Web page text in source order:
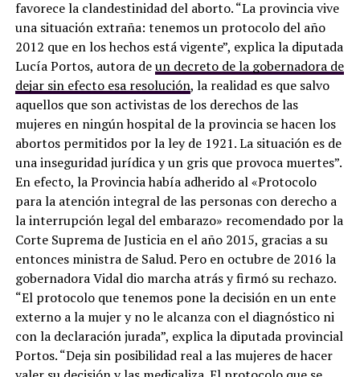
favorece la clandestinidad del aborto. “La provincia vive
una situación extraña: tenemos un protocolo del año
2012 que en los hechos está vigente”, explica la diputada
Lucía Portos, autora deun decreto de la gobernadora de
dejar sin efecto esa resolución, la realidad es que salvo
aquellos que son activistas de los derechos de las
mujeres en ningún hospital de la provincia se hacen los
abortos permitidos por la ley de 1921. La situación es de
una inseguridad jurídica y un gris que provoca muertes”.
En efecto, la Provincia había adherido al «Protocolo
para la atención integral de las personas con derecho a
la interrupción legal del embarazo» recomendado por la
Corte Suprema de Justicia en el año 2015, gracias a su
entonces ministra de Salud. Pero en octubre de 2016 la
gobernadora Vidal dio marcha atrás y firmó su rechazo.
“El protocolo que tenemos pone la decisión en un ente
externo a la mujer y no le alcanza con el diagnóstico ni
con la declaración jurada”, explica la diputada provincial
Portos. “Deja sin posibilidad real a las mujeres de hacer